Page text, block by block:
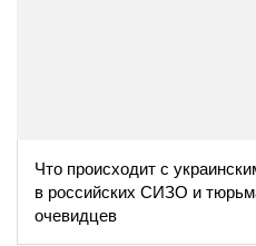
Что происходит с
в российских СИЗО и
очевидцев